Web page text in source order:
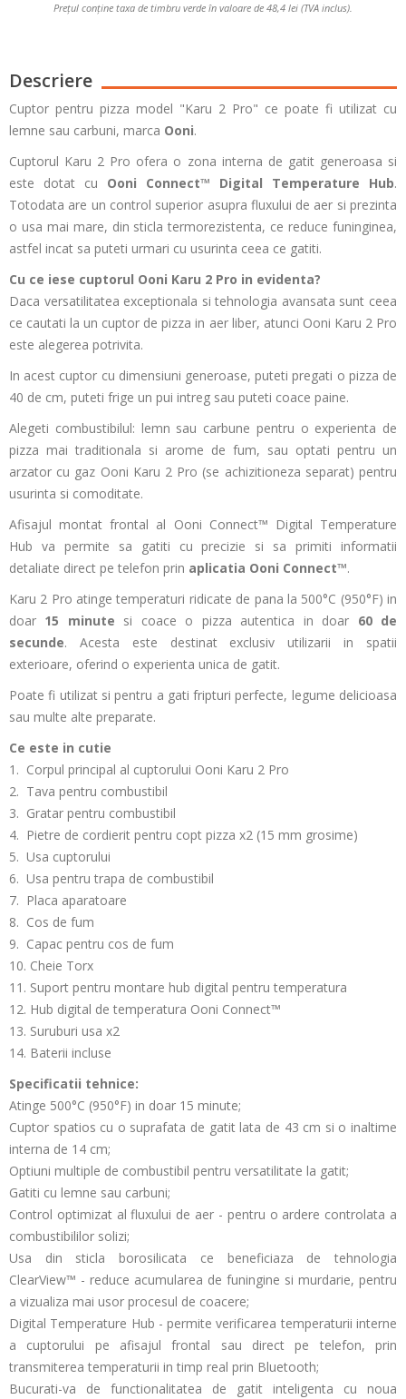
Prețul conține taxa de timbru verde în valoare de 48,4 lei (TVA inclus).
Descriere
Cuptor pentru pizza model "Karu 2 Pro" ce poate fi utilizat cu
lemne sau carbuni, marca Ooni.
Cuptorul Karu 2 Pro ofera o zona interna de gatit generoasa si
este dotat cu Ooni Connect™ Digital Temperature Hub.
Totodata are un control superior asupra fluxului de aer si prezinta
o usa mai mare, din sticla termorezistenta, ce reduce funinginea,
astfel incat sa puteti urmari cu usurinta ceea ce gatiti.
Cu ce iese cuptorul Ooni Karu 2 Pro in evidenta?
Daca versatilitatea exceptionala si tehnologia avansata sunt ceea
ce cautati la un cuptor de pizza in aer liber, atunci Ooni Karu 2 Pro
este alegerea potrivita.
In acest cuptor cu dimensiuni generoase, puteti pregati o pizza de
40 de cm, puteti frige un pui intreg sau puteti coace paine.
Alegeti combustibilul: lemn sau carbune pentru o experienta de
pizza mai traditionala si arome de fum, sau optati pentru un
arzator cu gaz Ooni Karu 2 Pro (se achizitioneza separat) pentru
usurinta si comoditate.
Afisajul montat frontal al Ooni Connect™ Digital Temperature
Hub va permite sa gatiti cu precizie si sa primiti informatii
detaliate direct pe telefon prin aplicatia Ooni Connect™.
Karu 2 Pro atinge temperaturi ridicate de pana la 500°C (950°F) in
doar 15 minute si coace o pizza autentica in doar 60 de
secunde.
Acesta este destinat exclusiv utilizarii in spatii
exterioare, oferind o experienta unica de gatit.
Poate fi utilizat si pentru a gati fripturi perfecte, legume delicioasa
sau multe alte preparate.
Ce este in cutie
1. Corpul principal al cuptorului Ooni Karu 2 Pro
2. Tava pentru combustibil
3. Gratar pentru combustibil
4. Pietre de cordierit pentru copt pizza x2 (15 mm grosime)
5. Usa cuptorului
6. Usa pentru trapa de combustibil
7. Placa aparatoare
8. Cos de fum
9. Capac pentru cos de fum
10. Cheie Torx
11. Suport pentru montare hub digital pentru temperatura
12. Hub digital de temperatura Ooni Connect™
13. Suruburi usa x2
14. Baterii incluse
Specificatii tehnice:
Atinge 500°C (950°F) in doar 15 minute;
Cuptor spatios cu o suprafata de gatit lata de 43 cm si o inaltime
interna de 14 cm;
Optiuni multiple de combustibil pentru versatilitate la gatit;
Gatiti cu lemne sau carbuni;
Control optimizat al fluxului de aer - pentru o ardere controlata a
combustibililor solizi;
Usa din sticla borosilicata ce beneficiaza de tehnologia
ClearView™ - reduce acumularea de funingine si murdarie, pentru
a vizualiza mai usor procesul de coacere;
Digital Temperature Hub - permite verificarea temperaturii interne
a cuptorului pe afisajul frontal sau direct pe telefon, prin
transmiterea temperaturii in timp real prin Bluetooth;
Bucurati-va de functionalitatea de gatit inteligenta cu noua